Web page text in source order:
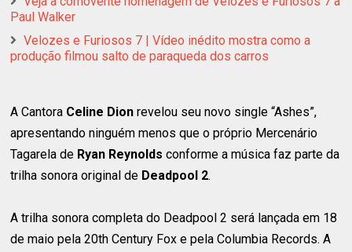
Paul Walker
Velozes e Furiosos 7 | Vídeo inédito mostra como a
produção filmou salto de paraqueda dos carros
A Cantora Celine Dion revelou seu novo single “Ashes”,
apresentando ninguém menos que o próprio Mercenário
Tagarela de Ryan Reynolds conforme a música faz parte da
trilha sonora original de Deadpool 2.
A trilha sonora completa do Deadpool 2 será lançada em 18
de maio pela 20th Century Fox e pela Columbia Records. A